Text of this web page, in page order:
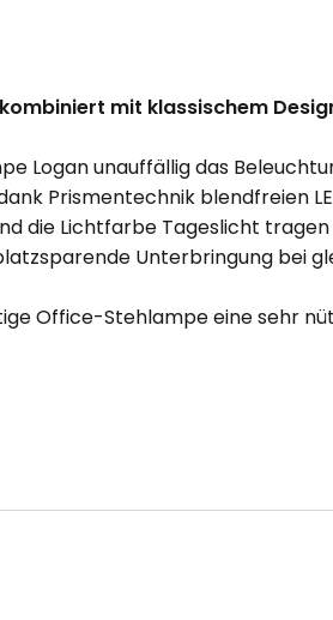
mit klassischem
Logan unauffällig das
Prismentechnik blendfreien
die Lichtfarbe Tageslicht
Unterbringung bei
Office-Stehlampe eine sehr